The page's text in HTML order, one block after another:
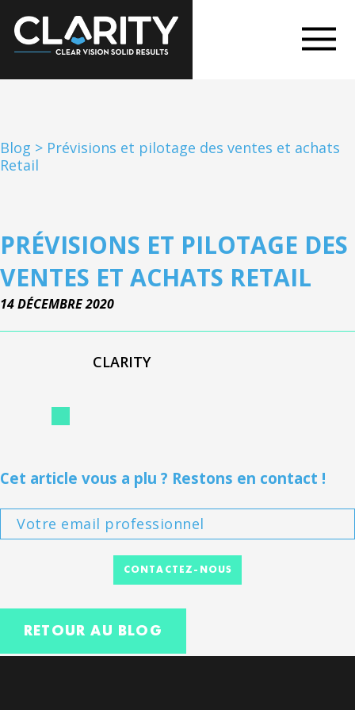
Blog > Prévisions et pilotage des ventes et achats
Retail
PRÉVISIONS ET PILOTAGE DES
VENTES ET ACHATS RETAIL
14 DÉCEMBRE 2020
CLARITY
Cet article vous a plu ? Restons en contact !
CONTACTEZ-NOUS
RETOUR AU BLOG